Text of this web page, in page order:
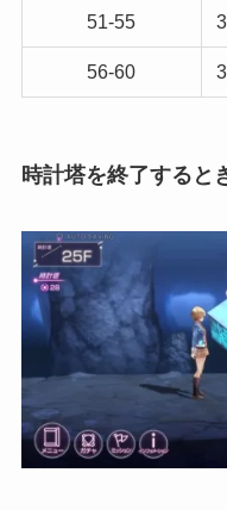
51-55
56-60
時計塔を終了すると